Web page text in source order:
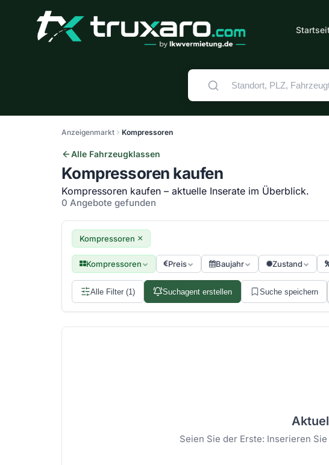
Anzeigenmarkt Kompressoren
Alle Fahrzeugklassen
Kompressoren kaufen
Kompressoren kaufen – aktuelle Inserate im Überblick.
0 Angebote gefunden
Kompressoren ×
Kompressoren Preis Baujahr Zustand
Alle Filter (1) Suchagent erstellen Suche speichern
Seien Sie der Erste: Inserieren